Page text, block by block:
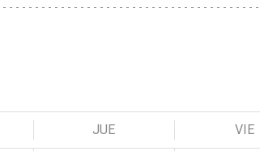
JUE VIE